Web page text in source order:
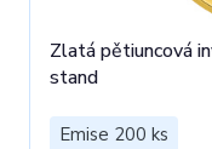
Zlatá pětiuncová
stand
Emise 200 ks